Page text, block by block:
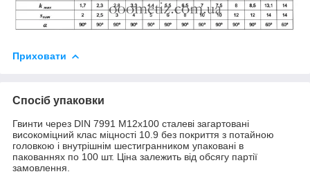
Приховати
Спосіб упаковки
Гвинти через DIN 7991 М12х100 сталеві загартовані
високоміцний клас міцності 10.9 без покриття з потайною
головкою і внутрішнім шестигранником упаковані в
пакованнях по 100 шт. Ціна залежить від обсягу партії
замовлення.